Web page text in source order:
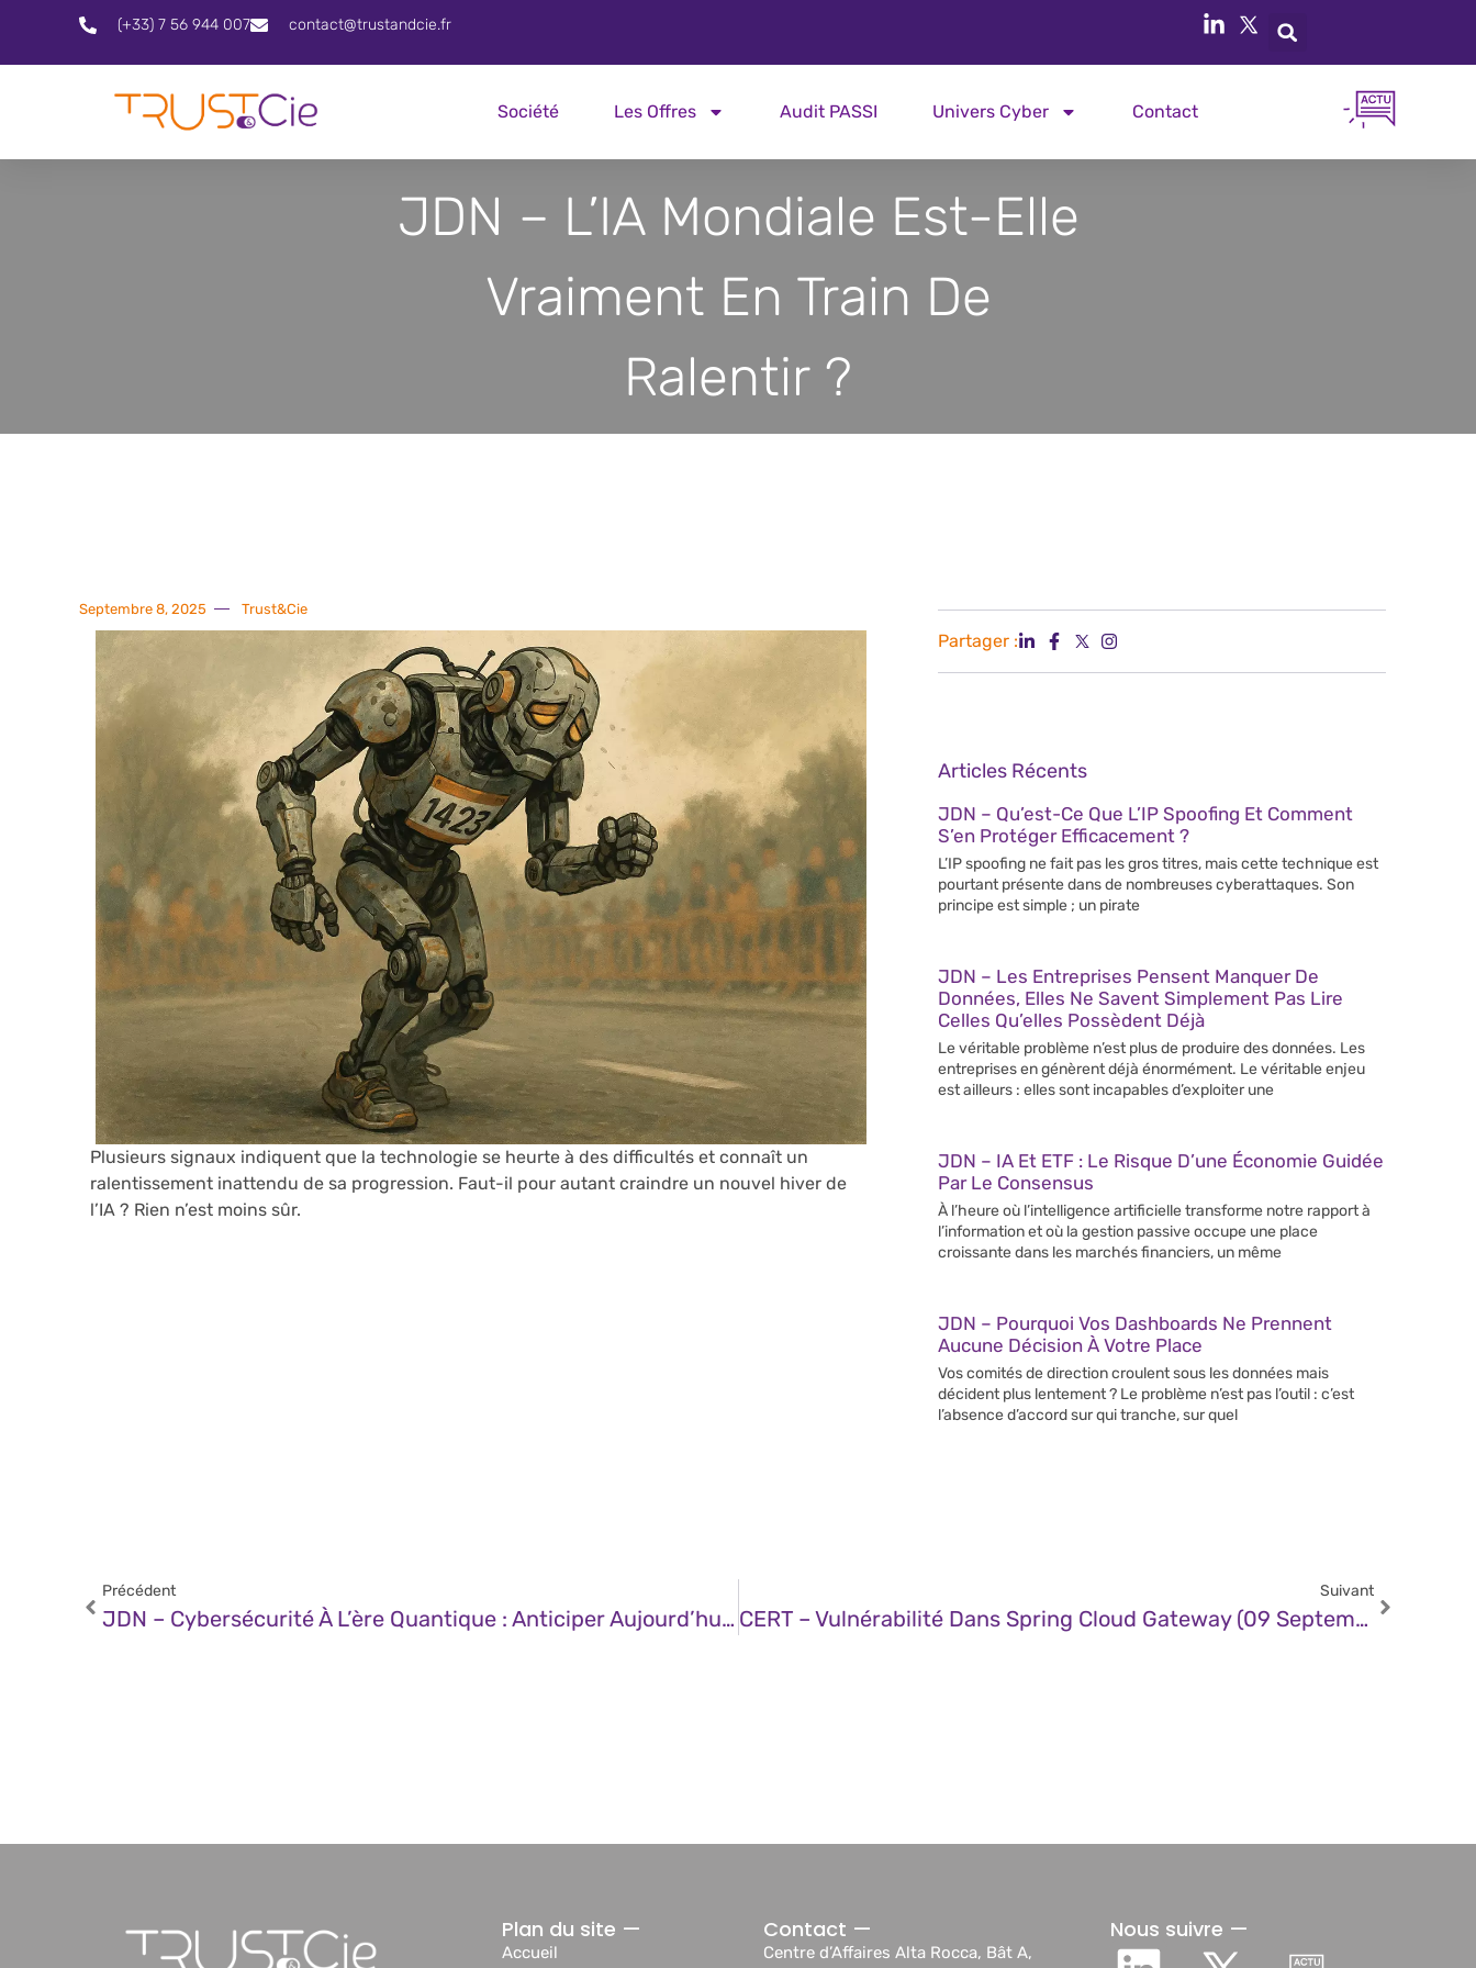
(+33) 7 56 944 007 contact@trustandcie.fr
Société Les Offres Audit PASSI Univers Cyber Contact
JDN – L’IA Mondiale Est-Elle
Vraiment En Train De
Ralentir ?
Septembre 8, 2025 Trust&Cie
Plusieurs signaux indiquent que la technologie se heurte à des difficultés et connaît un
ralentissement inattendu de sa progression. Faut-il pour autant craindre un nouvel hiver de
l’IA ? Rien n’est moins sûr.
Partager :
Articles Récents
JDN – Qu’est-Ce Que L’IP Spoofing Et Comment
S’en Protéger Efficacement ?
L’IP spoofing ne fait pas les gros titres, mais cette technique est
pourtant présente dans de nombreuses cyberattaques. Son
principe est simple ; un pirate
JDN – Les Entreprises Pensent Manquer De
Données, Elles Ne Savent Simplement Pas Lire
Celles Qu’elles Possèdent Déjà
Le véritable problème n’est plus de produire des données. Les
entreprises en génèrent déjà énormément. Le véritable enjeu
est ailleurs : elles sont incapables d’exploiter une
JDN – IA Et ETF : Le Risque D’une Économie Guidée
Par Le Consensus
À l’heure où l’intelligence artificielle transforme notre rapport à
l’information et où la gestion passive occupe une place
croissante dans les marchés financiers, un même
JDN – Pourquoi Vos Dashboards Ne Prennent
Aucune Décision À Votre Place
Vos comités de direction croulent sous les données mais
décident plus lentement ? Le problème n’est pas l’outil : c’est
l’absence d’accord sur qui tranche, sur quel
Précédent
JDN – Cybersécurité À L’ère Quantique : Anticiper Aujourd’hui Ce Que Le Calcul De Demain Va Briser
Suivant
CERT – Vulnérabilité Dans Spring Cloud Gateway (09 Septembre 2025)
Plan du site —
Accueil
Contact —
Centre d’Affaires Alta Rocca, Bât A,
Nous suivre —